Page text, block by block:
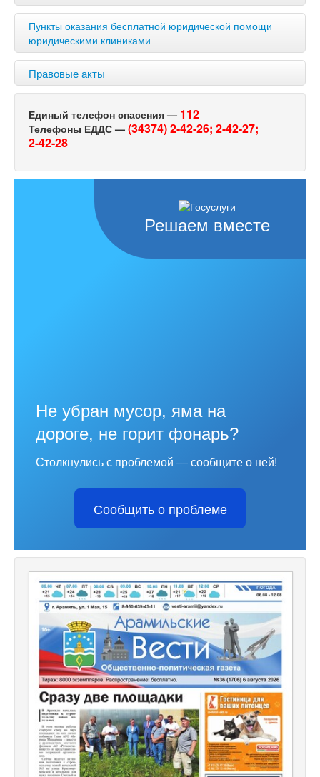
Пункты оказания бесплатной юридической помощи
юридическими клиниками
Правовые акты
Единый телефон спасения — 112
Телефоны ЕДДС — (34374) 2-42-26; 2-42-27;
2-42-28
Решаем вместе
Не убран мусор, яма на
дороге, не горит фонарь?
Столкнулись с проблемой — сообщите о ней!
Сообщить о проблеме